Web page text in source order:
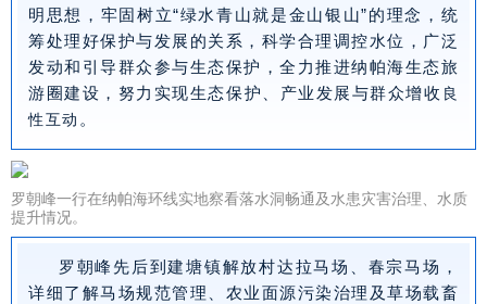
明思想，牢固树立“绿水青山就是金山银山”的理念，统
筹处理好保护与发展的关系，科学合理调控水位，广泛
发动和引导群众参与生态保护，全力推进纳帕海生态旅
游圈建设，努力实现生态保护、产业发展与群众增收 良
性互动 。
罗朝峰一行在纳帕海环线实地察看落水洞畅通及水患灾害治理、水质
提升情况。
罗朝峰先后到建塘镇解放村达拉马场、春宗马场，
详细了解马场规范管理、农业面源污染治理及草场载畜